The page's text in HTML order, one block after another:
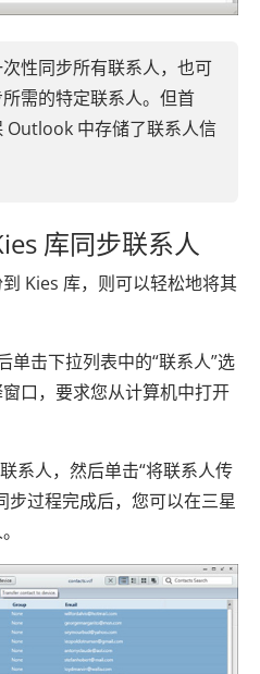
性同步所有联系人，也可
需的特定联系人。但首
Outlook 中存储了联系人信
库同步联系人
Kies 库，则可以轻松地将其
单击下拉列表中的“联系人”选
口，要求您从计算机中打开
系人，然后单击“将联系人传
步过程完成后，您可以在三星